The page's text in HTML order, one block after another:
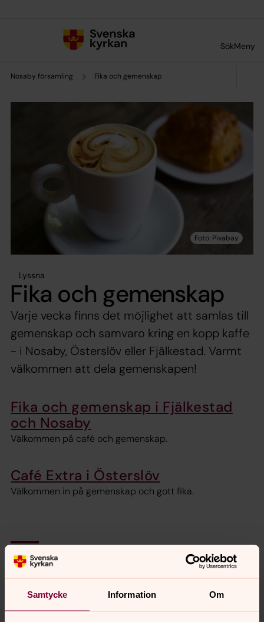
Samtycke Information Om
SökMeny
Nosaby församling Fika och gemenskap
Lyssna
Fika och gemenskap
Varje vecka finns det möjlighet att samlas till
gemenskap och samvaro kring en kopp kaffe
- i Nosaby, Österslöv eller Fjälkestad. Varmt
välkommen att dela gemenskapen!
Fika och gemenskap i Fjälkestad
och Nosaby
Välkommen på café och gemenskap.
Café Extra i Österslöv
Välkommen in på gemenskap och gott fika.
Senast ändrad 2 januari 2026
Synpunkter eller frågor på sidans
innehåll?
nosaby.forsamling@svenskakyrkan.se
Dela